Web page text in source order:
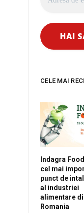
CELE MAI
Indagra
cel mai
punct de
al industriei
alimentare
Romania